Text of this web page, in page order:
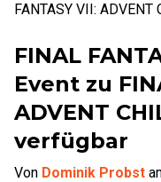
FANTASY VII:
FINAL
Event zu
ADVENT
verfügbar
Von Dominik Probst